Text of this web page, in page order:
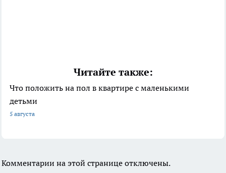
Читайте также:
Что положить на пол в квартире с маленькими
детьми
5 августа
Комментарии на этой странице отключены.